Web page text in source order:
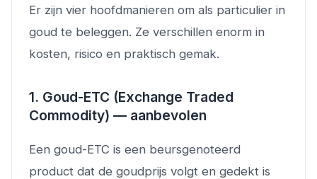
Er zijn vier hoofdmanieren om als particulier in
goud te beleggen. Ze verschillen enorm in
kosten, risico en praktisch gemak.
1. Goud-ETC (Exchange Traded
Commodity) — aanbevolen
Een goud-ETC is een beursgenoteerd
product dat de goudprijs volgt en gedekt is